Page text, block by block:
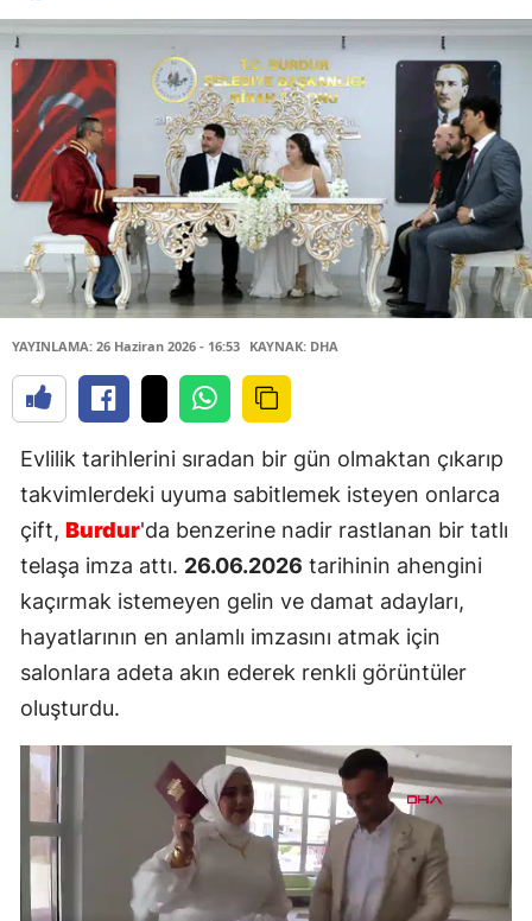
YAYINLAMA: 26 Haziran 2026 - 16:53 KAYNAK: DHA
Evlilik tarihlerini sıradan bir gün olmaktan çıkarıp
takvimlerdeki uyuma sabitlemek isteyen onlarca
çift, Burdur'da benzerine nadir rastlanan bir tatlı
telaşa imza attı. 26.06.2026 tarihinin ahengini
kaçırmak istemeyen gelin ve damat adayları,
hayatlarının en anlamlı imzasını atmak için
salonlara adeta akın ederek renkli görüntüler
oluşturdu.